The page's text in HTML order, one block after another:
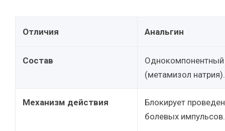
Отличия Анальгин
Состав
Однокомпонентный
(метамизол натрия).
Механизм действия
Блокирует
болевых импульсов.